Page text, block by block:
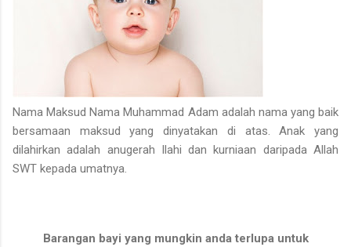
Nama Maksud Nama Muhammad Adam adalah nama yang baik
bersamaan maksud yang dinyatakan di atas. Anak yang
dilahirkan adalah anugerah Ilahi dan kurniaan daripada Allah
SWT kepada umatnya.
Barangan bayi yang mungkin anda terlupa untuk